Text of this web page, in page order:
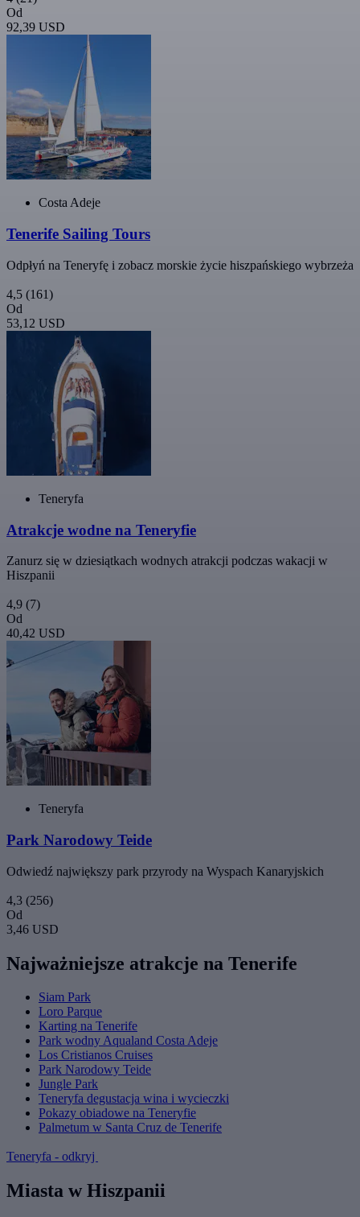
Od
92,39 USD
Costa Adeje
Tenerife Sailing Tours
Odpłyń na Teneryfę i zobacz morskie życie hiszpańskiego wybrzeża
4,5 (161)
Od
53,12 USD
Teneryfa
Atrakcje wodne na Teneryfie
Zanurz się w dziesiątkach wodnych atrakcji podczas wakacji w
Hiszpanii
4,9 (7)
Od
40,42 USD
Teneryfa
Park Narodowy Teide
Odwiedź największy park przyrody na Wyspach Kanaryjskich
4,3 (256)
Od
3,46 USD
Najważniejsze atrakcje na Tenerife
Siam Park
Loro Parque
Karting na Tenerife
Park wodny Aqualand Costa Adeje
Los Cristianos Cruises
Park Narodowy Teide
Jungle Park
Teneryfa degustacja wina i wycieczki
Pokazy obiadowe na Teneryfie
Palmetum w Santa Cruz de Tenerife
Teneryfa - odkryj
Miasta w Hiszpanii